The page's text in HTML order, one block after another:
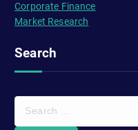
Corporate Finance
Market Research
Search